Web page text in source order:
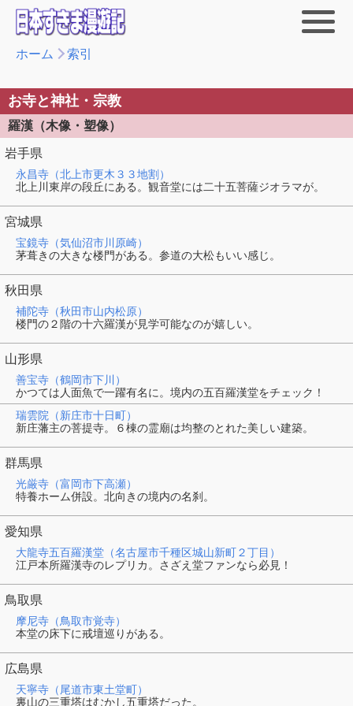
ホーム 索引
お寺と神社・宗教
羅漢（木像・塑像）
岩手県
永昌寺（北上市更木３３地割）
北上川東岸の段丘にある。観音堂には二十五菩薩ジオラマが。
宮城県
宝鏡寺（気仙沼市川原崎）
茅葺きの大きな楼門がある。参道の大松もいい感じ。
秋田県
補陀寺（秋田市山内松原）
楼門の２階の十六羅漢が見学可能なのが嬉しい。
山形県
善宝寺（鶴岡市下川）
かつては人面魚で一躍有名に。境内の五百羅漢堂をチェック！
瑞雲院（新庄市十日町）
新庄藩主の菩提寺。６棟の霊廟は均整のとれた美しい建築。
群馬県
光厳寺（富岡市下高瀬）
特養ホーム併設。北向きの境内の名刹。
愛知県
大龍寺五百羅漢堂（名古屋市千種区城山新町２丁目）
江戸本所羅漢寺のレプリカ。さざえ堂ファンなら必見！
鳥取県
摩尼寺（鳥取市覚寺）
本堂の床下に戒壇巡りがある。
広島県
天寧寺（尾道市東土堂町）
裏山の三重塔はむかし五重塔だった。